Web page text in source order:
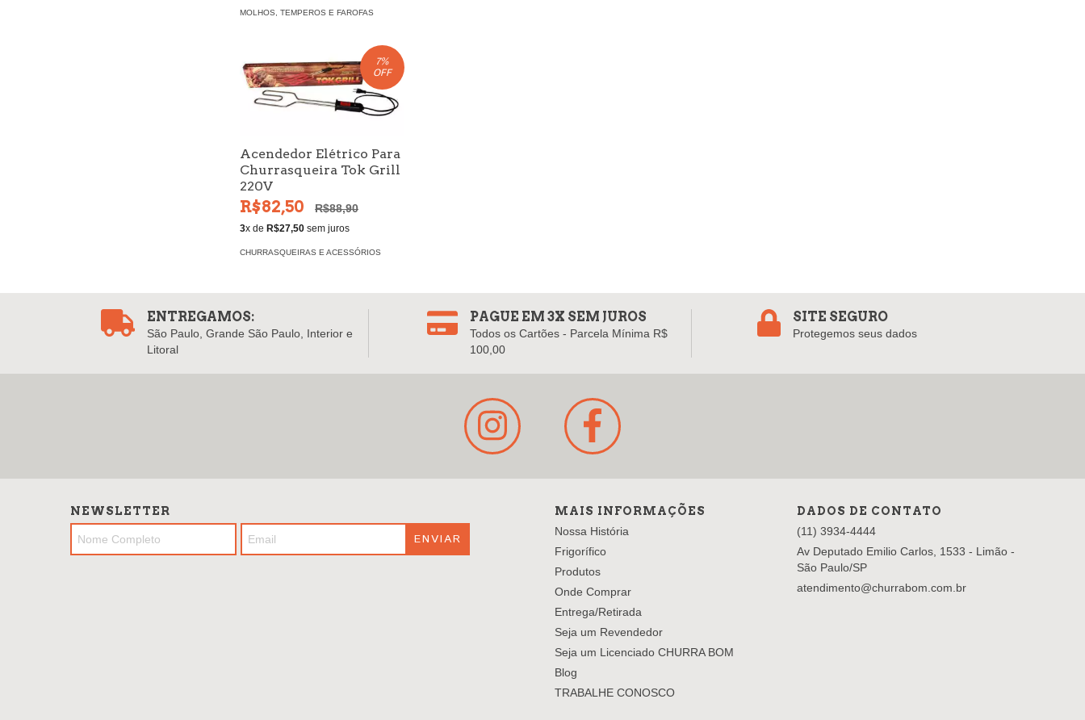
MOLHOS, TEMPEROS E FAROFAS
7%
OFF
Acendedor Elétrico Para
Churrasqueira Tok Grill
220V
R$82,50 R$88,90
3x de R$27,50 sem juros
CHURRASQUEIRAS E ACESSÓRIOS
ENTREGAMOS:
São Paulo, Grande São Paulo, Interior e
Litoral
PAGUE EM 3X SEM JUROS
Todos os Cartões - Parcela Mínima R$
100,00
SITE SEGURO
Protegemos seus dados
NEWSLETTER
MAIS INFORMAÇÕES
Nossa História
Frigorífico
Produtos
Onde Comprar
Entrega/Retirada
Seja um Revendedor
Seja um Licenciado CHURRA BOM
Blog
TRABALHE CONOSCO
DADOS DE CONTATO
(11) 3934-4444
Av Deputado Emilio Carlos, 1533 - Limão -
São Paulo/SP
atendimento@churrabom.com.br